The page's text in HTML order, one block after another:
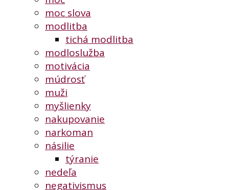
moc slova
modlitba
tichá modlitba
modloslužba
motivácia
múdrosť
muži
myšlienky
nakupovanie
narkoman
násilie
týranie
nedeľa
negativismus